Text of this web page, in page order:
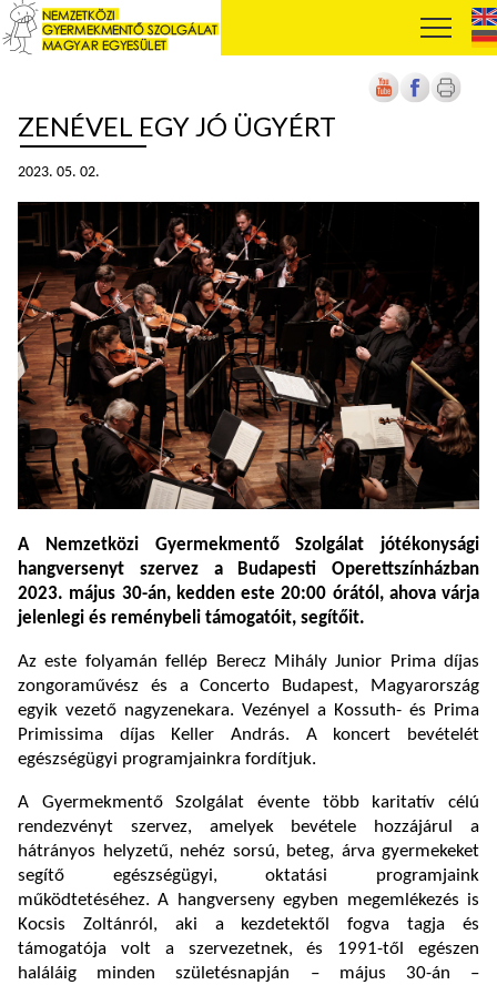
ZENÉVEL EGY JÓ ÜGYÉRT
2023. 05. 02.
A Nemzetközi Gyermekmentő Szolgálat jótékonysági
hangversenyt szervez a Budapesti Operettszínházban
2023. május 30-án, kedden este 20:00 órától, ahova várja
jelenlegi és reménybeli támogatóit, segítőit.
Az este folyamán fellép Berecz Mihály Junior Prima díjas
zongoraművész és a Concerto Budapest, Magyarország
egyik vezető nagyzenekara. Vezényel a Kossuth- és Prima
Primissima díjas Keller András. A koncert bevételét
egészségügyi programjainkra fordítjuk.
A Gyermekmentő Szolgálat évente több karitatív célú
rendezvényt szervez, amelyek bevétele hozzájárul a
hátrányos helyzetű, nehéz sorsú, beteg, árva gyermekeket
segítő egészségügyi, oktatási programjaink
működtetéséhez. A hangverseny egyben megemlékezés is
Kocsis Zoltánról, aki a kezdetektől fogva tagja és
támogatója volt a szervezetnek, és 1991-től egészen
haláláig minden születésnapján – május 30-án –